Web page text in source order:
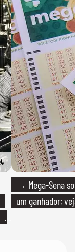
→ Mega-Sena
um ganhador;